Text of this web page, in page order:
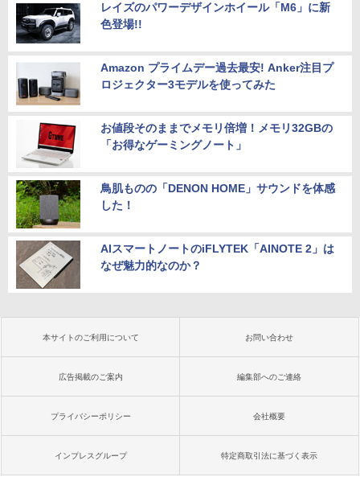
レイズのパワーデザインホイール「M6」に新
色登場!!
Amazon プライムデー過去最安! Anker注目プ
ロジェクター3モデルを使ってみた
お値段そのままでメモリ倍増！メモリ32GBの
「お得なゲーミングノート」
鳥肌ものの「DENON HOME」サウンドを体感
した！
AIスマートノートのiFLYTEK「AINOTE 2」は
なぜ魅力的なのか？
本サイトのご利用について お問い合わせ
広告掲載のご案内 編集部へのご連絡
プライバシーポリシー 会社概要
インプレスグループ 特定商取引法に基づく表示